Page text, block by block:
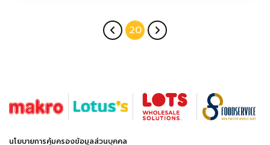
20
นโยบายการคุ้มครองข้อมูลส่วนบุคคล